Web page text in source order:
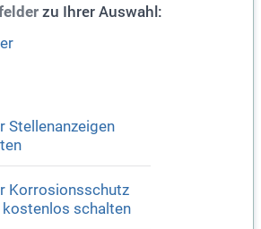
zu Ihrer Auswahl:
Stellenanzeigen
Korrosionsschutz
kostenlos schalten